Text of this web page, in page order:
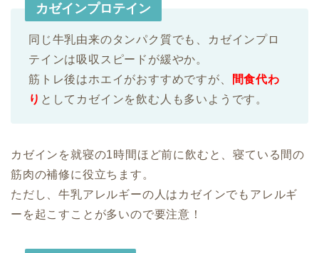
カゼインプロテイン
同じ牛乳由来のタンパク質でも、カゼインプロ
テインは吸収スピードが緩やか。
筋トレ後はホエイがおすすめですが、
間食代わ
り としてカゼインを飲む人も多いようです。
カゼインを就寝の1時間ほど前に飲むと、寝ている間の
筋肉の補修に役立ちます。
ただし、牛乳アレルギーの人はカゼインでもアレルギ
ーを起こすことが多いので要注意！